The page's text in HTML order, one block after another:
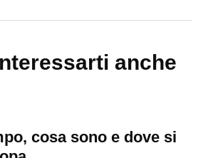
anche
cosa sono e dove si